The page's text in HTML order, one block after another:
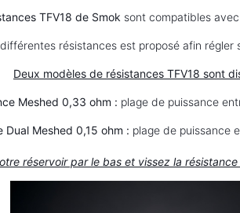
TFV18 de Smok sont compatibles avec
résistances est proposé afin régler
Deux modèles de résistances TFV18 sont
Meshed 0,33 ohm : plage de puissance
Dual Meshed 0,15 ohm : plage de puissance
réservoir par le bas et vissez la